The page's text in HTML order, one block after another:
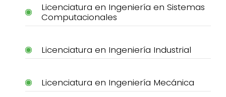
Licenciatura en Ingeniería en Sistemas
Computacionales
Licenciatura en Ingeniería Industrial
Licenciatura en Ingeniería Mecánica